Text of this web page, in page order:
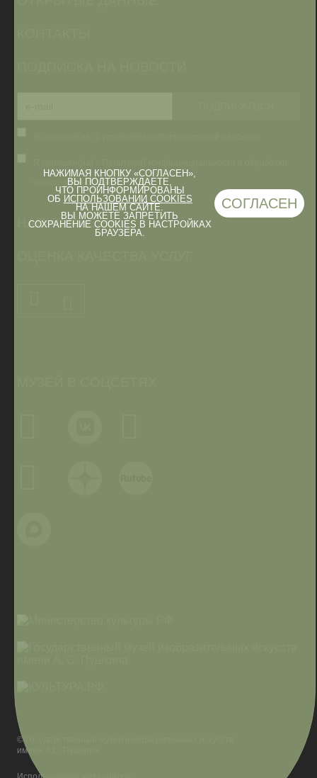
НАЖИМАЯ КНОПКУ «СОГЛАСЕН»,
ВЫ ПОДТВЕРЖДАЕТЕ,
ЧТО ПРОИНФОРМИРОВАНЫ
ОБ ИСПОЛЬЗОВАНИИ COOKIES
НА НАШЕМ САЙТЕ.
ВЫ МОЖЕТЕ ЗАПРЕТИТЬ
СОХРАНЕНИЕ COOKIES В НАСТРОЙКАХ
БРАУЗЕРА.
СОГЛАСЕН
персональных данных
НАПИШИТЕ НАМ
© Государственный музей изобразительных искусств
имени А.С. Пушкина